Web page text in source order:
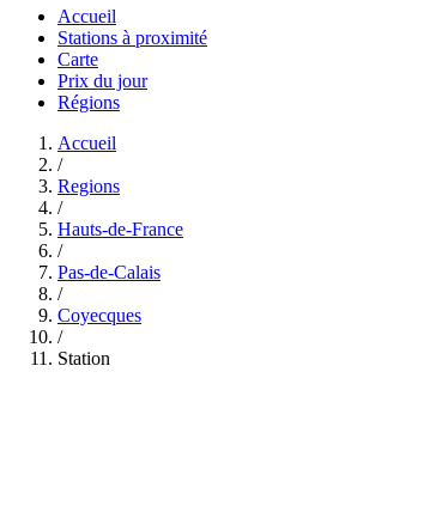
Accueil
Stations à proximité
Carte
Prix du jour
Régions
Accueil
/
Regions
/
Hauts-de-France
/
Pas-de-Calais
/
Coyecques
/
Station